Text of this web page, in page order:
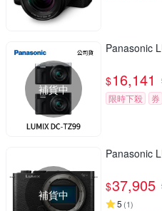
補貨中
Panasonic
$16,141
限時下殺
券
補貨中
Panasonic
$37,905
5 (1)